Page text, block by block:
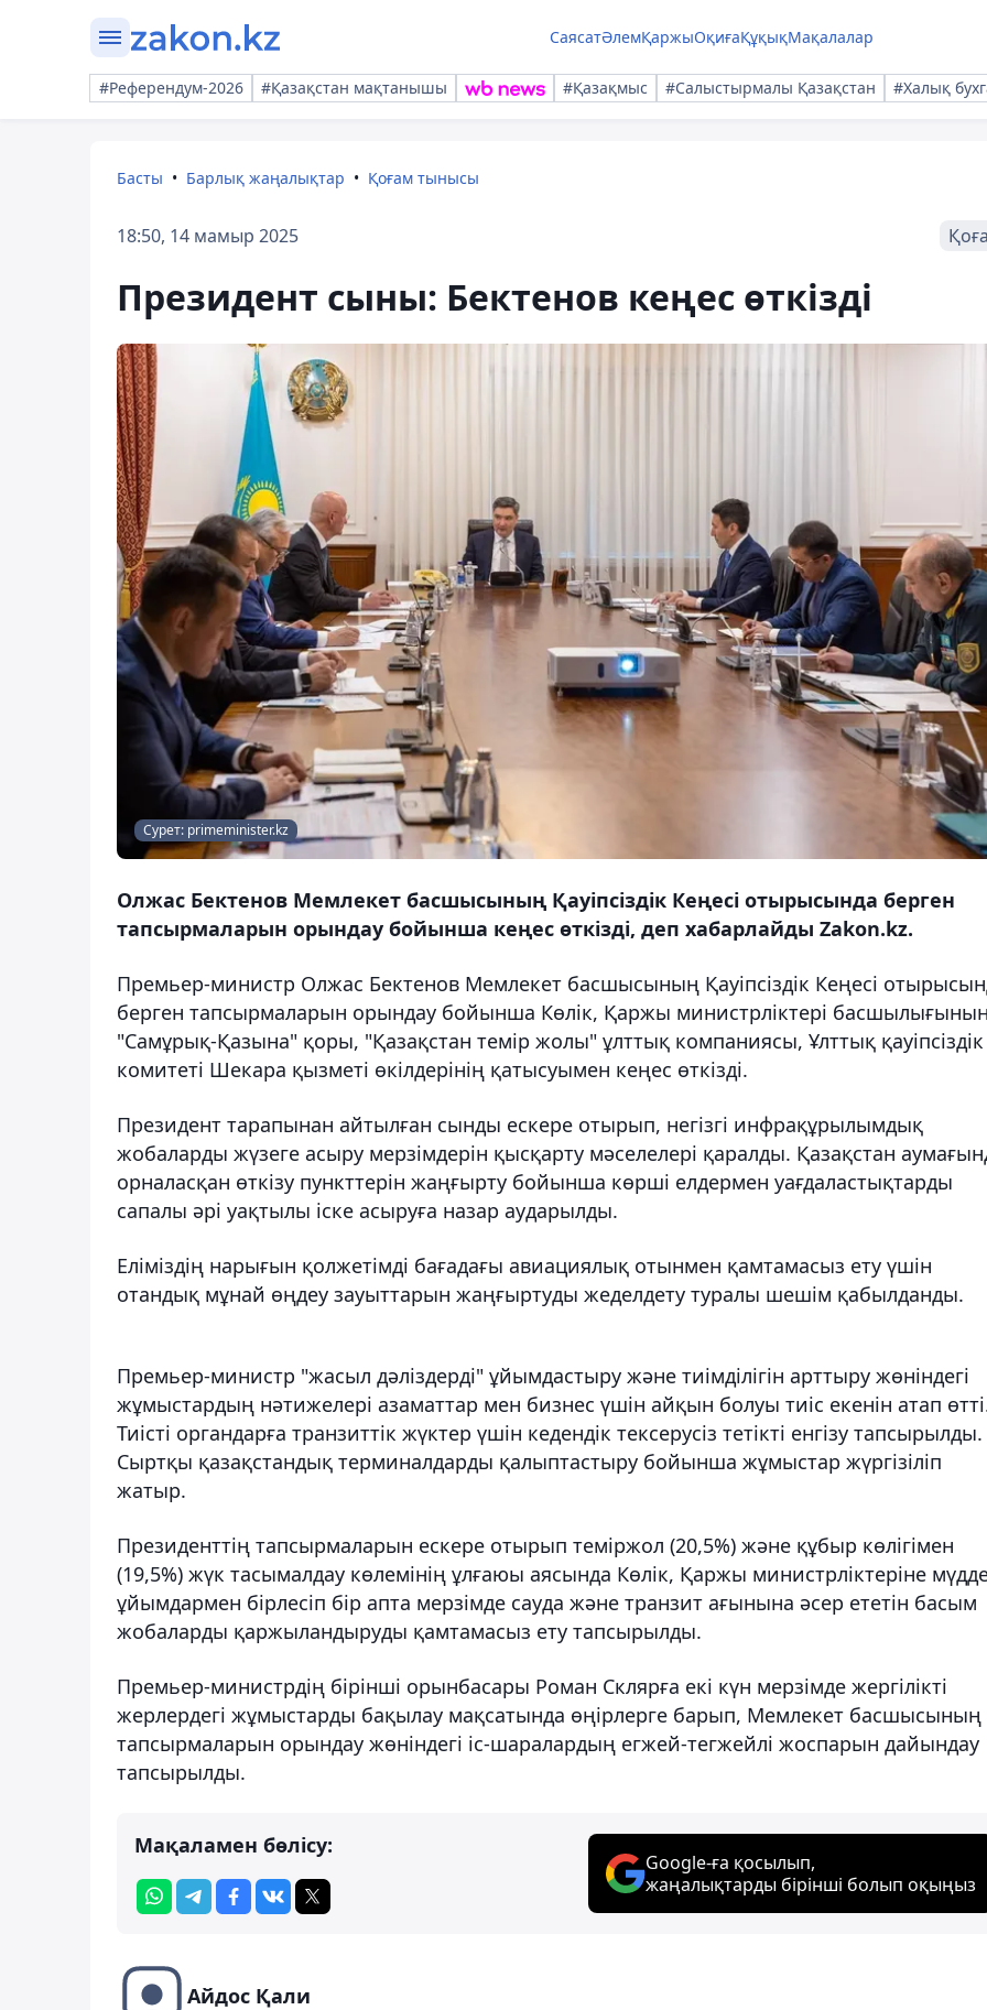
СаясатӘлемҚаржыОқиғаҚұқықМақалалар
#Референдум-2026 #Қазақстан мақтанышы #Қазақмыс #Салыстырмалы Қазақстан #Халық
Басты Барлық жаңалықтар Қоғам тынысы
18:50, 14 мамыр 2025
Президент сыны: Бектенов кеңес өткізді
Сурет: primeminister.kz
Олжас Бектенов Мемлекет басшысының Қауіпсіздік Кеңесі отырысында берген
тапсырмаларын орындау бойынша кеңес өткізді, деп хабарлайды Zakon.kz.
Премьер-министр Олжас Бектенов Мемлекет басшысының Қауіпсіздік Кеңесі
берген тапсырмаларын орындау бойынша Көлік, Қаржы министрліктері
"Самұрық-Қазына" қоры, "Қазақстан темір жолы" ұлттық компаниясы, Ұлттық қауіпсіздік
комитеті Шекара қызметі өкілдерінің қатысуымен кеңес өткізді.
Президент тарапынан айтылған сынды ескере отырып, негізгі инфрақұрылымдық
жобаларды жүзеге асыру мерзімдерін қысқарту мәселелері қаралды. Қазақстан
орналасқан өткізу пункттерін жаңғырту бойынша көрші елдермен уағдаластықтарды
сапалы әрі уақтылы іске асыруға назар аударылды.
Еліміздің нарығын қолжетімді бағадағы авиациялық отынмен қамтамасыз ету үшін
отандық мұнай өңдеу зауыттарын жаңғыртуды жеделдету туралы шешім қабылданды.
Премьер-министр "жасыл дәліздерді" ұйымдастыру және тиімділігін арттыру жөніндегі
жұмыстардың нәтижелері азаматтар мен бизнес үшін айқын болуы тиіс екенін атап
Тиісті органдарға транзиттік жүктер үшін кедендік тексерусіз тетікті енгізу тапсырылды.
Сыртқы қазақстандық терминалдарды қалыптастыру бойынша жұмыстар жүргізіліп
жатыр.
Президенттің тапсырмаларын ескере отырып теміржол (20,5%) және құбыр көлігімен
(19,5%) жүк тасымалдау көлемінің ұлғаюы аясында Көлік, Қаржы министрліктеріне
ұйымдармен бірлесіп бір апта мерзімде сауда және транзит ағынына әсер ететін басым
жобаларды қаржыландыруды қамтамасыз ету тапсырылды.
Премьер-министрдің бірінші орынбасары Роман Склярға екі күн мерзімде жергілікті
жерлердегі жұмыстарды бақылау мақсатында өңірлерге барып, Мемлекет басшысының
тапсырмаларын орындау жөніндегі іс-шаралардың егжей-тегжейлі жоспарын дайындау
тапсырылды.
Мақаламен бөлісу:
Google-ға қосылып,
жаңалықтарды бірінші болып оқыңыз
Айдос Қали